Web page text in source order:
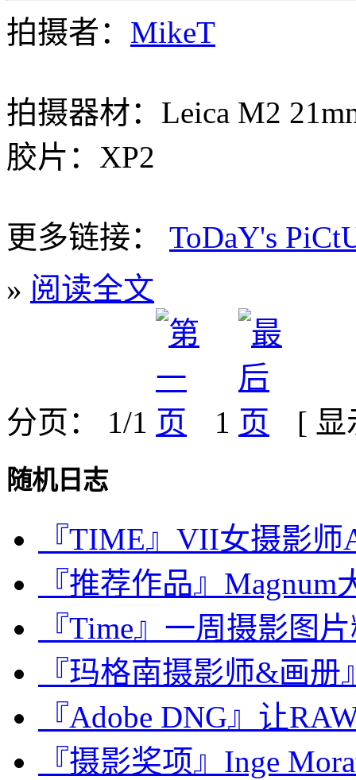
拍摄者： MikeT
拍摄器材：Leica M2
胶片：XP2
更多链接： ToDaY's
» 阅读全文
分页： 1/1 1 [
随机日志
『TIME』VII女摄影师
『推荐作品』
『Time』一周摄影图
『玛格南摄影师&画册
『Adobe DNG』让
『摄影奖项』Inge